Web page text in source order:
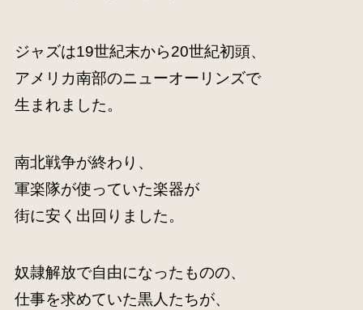
ジャズは19世紀末から20世紀初頭、
アメリカ南部のニューオーリンズで
生まれました。
南北戦争が終わり、
軍楽隊が使っていた楽器が
街に安く出回りました。
奴隷解放で自由になったものの、
仕事を求めていた黒人たちが、